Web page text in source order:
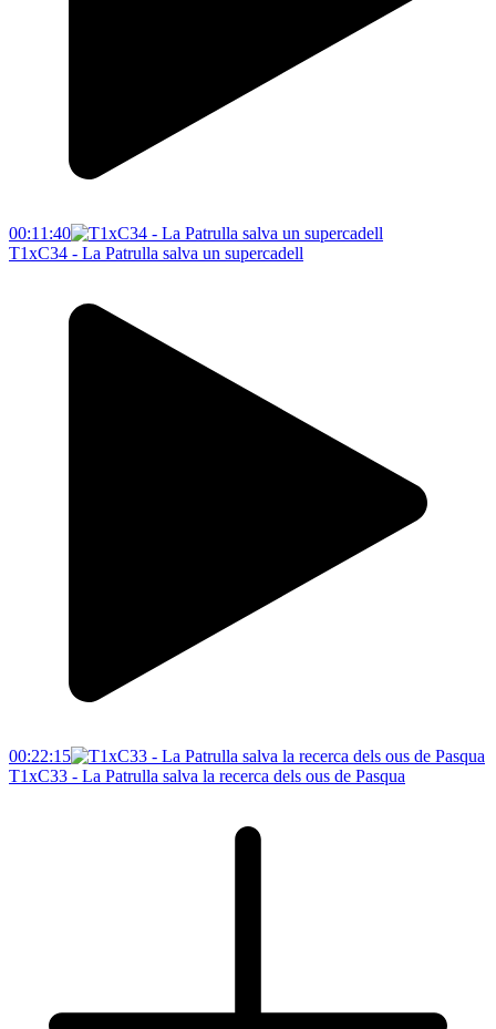
00:11:40
T1xC34 - La Patrulla salva un supercadell
00:22:15
T1xC33 - La Patrulla salva la recerca dels ous de Pasqua